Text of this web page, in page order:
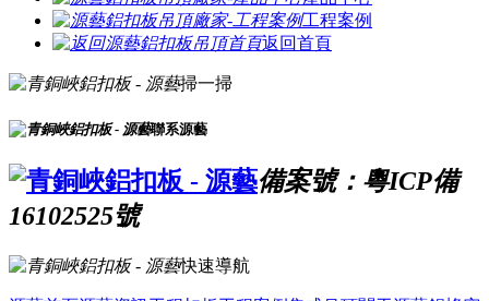
工程案例
返回首頁
掃一掃
聯系源藝
備案號：粵ICP備
16102525號
快速導航